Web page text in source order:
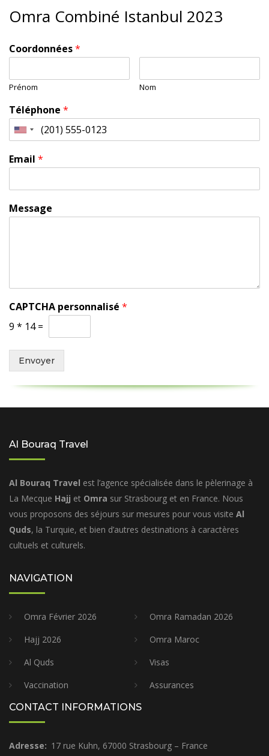
Omra Combiné Istanbul 2023
Coordonnées*
Prénom Nom
Téléphone *
Email *
Message
CAPTCHA personnalisé *
9 * 14 =
Envoyer
Al Bouraq Travel
Al Bouraq Travel est l’agence spécialisée dans le pèlerinage à
La Mecque Hajj et Omra sur Strasbourg et en France. Nous
vous proposons des séjours sur mesures pour vous visite Al
Quds, la Turquie, et bien d’autres destinations à caractères
cultuels et culturels.
NAVIGATION
Omra Février 2026
Omra Ramadan 2026
Hajj 2026
Omra Maroc
Al Quds
Visas
Vaccination
Assurances
CONTACT INFORMATIONS
Adresse: 17 rue Kuhn, 67000 Strasbourg – France